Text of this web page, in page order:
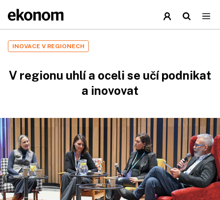
INOVACE V REGIONECH
V regionu uhlí a oceli se učí podnikat
a inovovat